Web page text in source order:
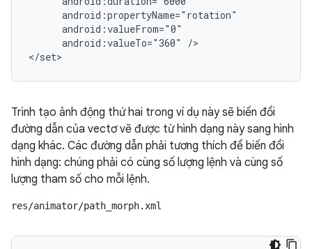
android:valueTo="360"
/>
</set>
Trình tạo ảnh động thứ hai trong ví dụ này sẽ biến đổi
đường dẫn của vectơ vẽ được từ hình dạng này sang hình
dạng khác. Các đường dẫn phải tương thích để biến đổi
hình dạng: chúng phải có cùng số lượng lệnh và cùng số
lượng tham số cho mỗi lệnh.
res/animator/path_morph.xml